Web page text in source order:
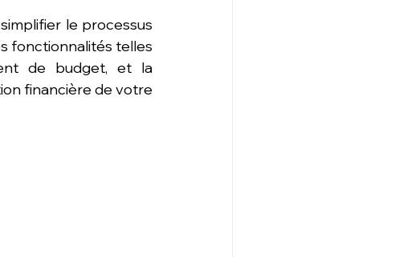
le processus
fonctionnalités telles
de budget, et la
financière de votre